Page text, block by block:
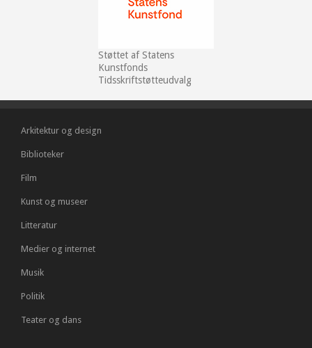
Støttet af Statens
Kunstfonds
Tidsskriftstøtteudvalg
Arkitektur og design
Biblioteker
Film
Kunst og museer
Litteratur
Medier og internet
Musik
Politik
Teater og dans